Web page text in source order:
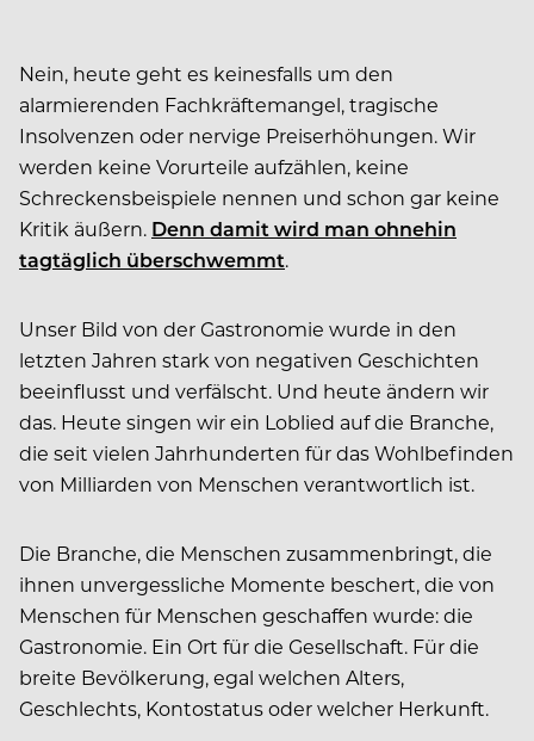
Nein, heute geht es keinesfalls um den
alarmierenden Fachkräftemangel, tragische
Insolvenzen oder nervige Preiserhöhungen. Wir
werden keine Vorurteile aufzählen, keine
Schreckensbeispiele nennen und schon gar keine
Kritik äußern. Denn damit wird man ohnehin
tagtäglich überschwemmt.
Unser Bild von der Gastronomie wurde in den
letzten Jahren stark von negativen Geschichten
beeinflusst und verfälscht. Und heute ändern wir
das. Heute singen wir ein Loblied auf die Branche,
die seit vielen Jahrhunderten für das Wohlbefinden
von Milliarden von Menschen verantwortlich ist.
Die Branche, die Menschen zusammenbringt, die
ihnen unvergessliche Momente beschert, die von
Menschen für Menschen geschaffen wurde: die
Gastronomie. Ein Ort für die Gesellschaft. Für die
breite Bevölkerung, egal welchen Alters,
Geschlechts, Kontostatus oder welcher Herkunft.